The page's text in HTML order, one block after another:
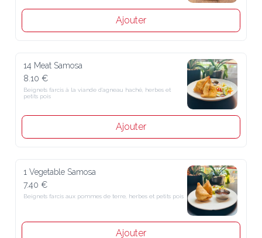
Ajouter
14 Meat Samosa
8.10 €
Beignets farcis à la viande d'agneau haché, herbes et petits pois
Ajouter
1 Vegetable Samosa
7.40 €
Beignets farcis aux pommes de terre, herbes et petits pois
Ajouter